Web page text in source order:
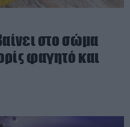
στο σώμα
φαγητό και